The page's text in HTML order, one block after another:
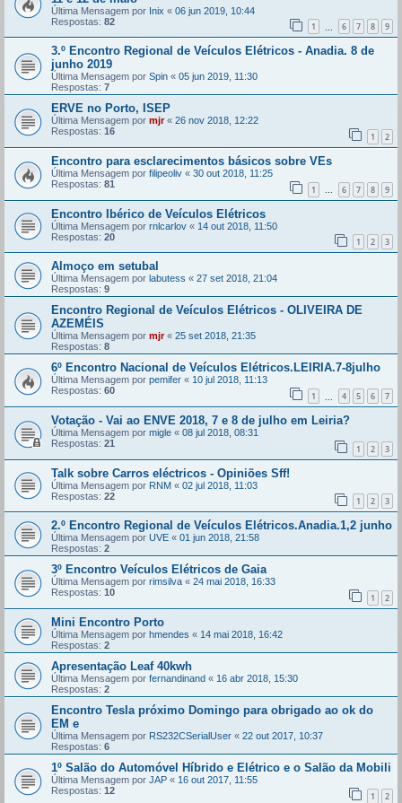
Última Mensagem por Inix « 06 jun 2019, 10:44
Respostas: 82 1 6 7 8 9
3.º Encontro Regional de Veículos Elétricos - Anadia. 8 de
junho 2019
Última Mensagem por Spin « 05 jun 2019, 11:30
Respostas: 7
ERVE no Porto, ISEP
Última Mensagem por mjr« 26 nov 2018, 12:22
Respostas: 16 1 2
Encontro para esclarecimentos básicos sobre VEs
Última Mensagem por filipeoliv « 30 out 2018, 11:25
Respostas: 81 1 ... 6 7 8 9
Encontro Ibérico de Veículos Elétricos
Última Mensagem por rnlcarlov « 14 out 2018, 11:50
Respostas: 20 1 2 3
Almoço em setubal
Última Mensagem por labutess « 27 set 2018, 21:04
Respostas: 9
Encontro Regional de Veículos Elétricos - OLIVEIRA DE
AZEMÉIS
Última Mensagem por mjr« 25 set 2018, 21:35
Respostas: 8
6º Encontro Nacional de Veículos Elétricos.LEIRIA.7-8julho
Última Mensagem por pemifer « 10 jul 2018, 11:13
Respostas: 60 1 4 5 6 7
Votação - Vai ao ENVE 2018, 7 e 8 de julho em Leiria?
Última Mensagem por migle « 08 jul 2018, 08:31
Respostas: 21 1 2 3
Talk sobre Carros eléctricos - Opiniões Sff!
Última Mensagem por RNM « 02 jul 2018, 11:03
Respostas: 22 1 2 3
2.º Encontro Regional de Veículos Elétricos.Anadia.1,2 junho
Última Mensagem por UVE « 01 jun 2018, 21:58
Respostas: 2
3º Encontro Veículos Elétricos de Gaia
Última Mensagem por rimsilva « 24 mai 2018, 16:33
Respostas: 10 1 2
Mini Encontro Porto
Última Mensagem por hmendes « 14 mai 2018, 16:42
Respostas: 2
Apresentação Leaf 40kwh
Última Mensagem por fernandinand « 16 abr 2018, 15:30
Respostas: 2
Encontro Tesla próximo Domingo para obrigado ao ok do
EM e
Última Mensagem por RS232CSerialUser « 22 out 2017, 10:37
Respostas: 6
1º Salão do Automóvel Híbrido e Elétrico e o Salão da Mobili
Última Mensagem por JAP « 16 out 2017, 11:55
Respostas: 12 1 2